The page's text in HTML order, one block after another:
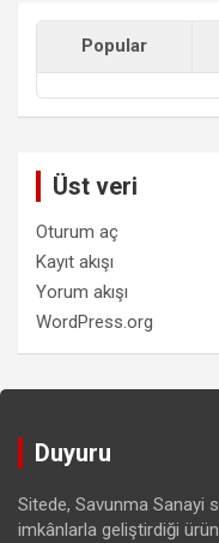
Popular
Üst veri
Oturum aç
Kayıt akışı
Yorum akışı
WordPress.org
Duyuru
Sitede, Savunma Sanayi
imkânlarla geliştirdiği